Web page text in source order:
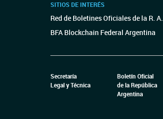
SITIOS DE INTERÉS
Red de Boletines Oficiales de la R. A.
BFA Blockchain Federal Argentina
Secretaría
Legal y Técnica
Boletín Oficial
de la República
Argentina